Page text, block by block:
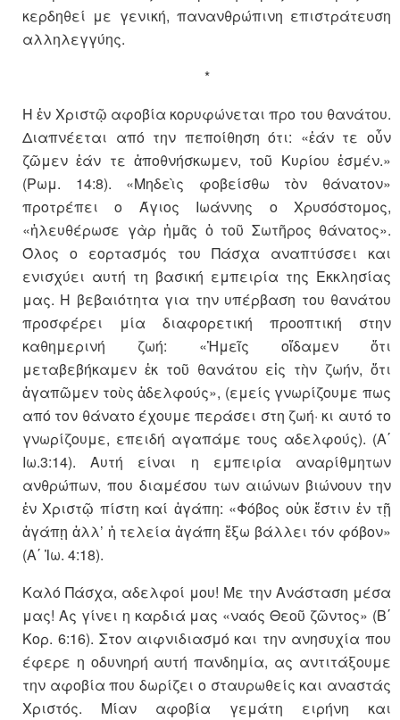
κερδηθεί με γενική, πανανθρώπινη επιστράτευση
αλληλεγγύης.
*
Η ἐν Χριστῷ αφοβία κορυφώνεται προ του θανάτου.
Διαπνέεται από την πεποίθηση ότι: «ἐάν τε οὖν
ζῶμεν ἐάν τε ἀποθνήσκωμεν, τοῦ Κυρίου ἐσμέν.»
(Ρωμ. 14:8). «Μηδεὶς φοβείσθω τὸν θάνατον»
προτρέπει ο Άγιος Ιωάννης ο Χρυσόστομος,
«ἠλευθέρωσε γὰρ ἡμᾶς ὁ τοῦ Σωτῆρος θάνατος».
Όλος ο εορτασμός του Πάσχα αναπτύσσει και
ενισχύει αυτή τη βασική εμπειρία της Εκκλησίας
μας. Η βεβαιότητα για την υπέρβαση του θανάτου
προσφέρει μία διαφορετική προοπτική στην
καθημερινή ζωή: «Ἡμεῖς οἴδαμεν ὅτι
μεταβεβήκαμεν ἐκ τοῦ θανάτου εἰς τὴν ζωήν, ὅτι
ἀγαπῶμεν τοὺς ἀδελφούς», (εμείς γνωρίζουμε πως
από τον θάνατο έχουμε περάσει στη ζωή· κι αυτό το
γνωρίζουμε, επειδή αγαπάμε τους αδελφούς). (Α΄
Ιω.3:14). Αυτή είναι η εμπειρία αναρίθμητων
ανθρώπων, που διαμέσου των αιώνων βιώνουν την
ἐν Χριστῷ πίστη καί ἀγάπη: «Φόβος οὐκ ἔστιν ἐν τῇ
ἀγάπῃ ἀλλ’ ἡ τελεία ἀγάπη ἔξω βάλλει τόν φόβον»
(Α΄ Ἰω. 4:18).
Καλό Πάσχα, αδελφοί μου! Με την Ανάσταση μέσα
μας! Ας γίνει η καρδιά μας «ναός Θεοῦ ζῶντος» (Β΄
Κορ. 6:16). Στον αιφνιδιασμό και την ανησυχία που
έφερε η οδυνηρή αυτή πανδημία, ας αντιτάξουμε
την αφοβία που δωρίζει ο σταυρωθείς και αναστάς
Χριστός. Μίαν αφοβία γεμάτη ειρήνη και